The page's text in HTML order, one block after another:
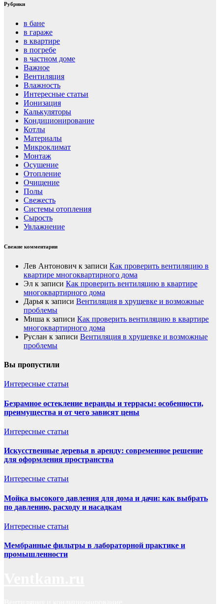
Рубрики
в бане
в гараже
в квартире
в погребе
в частном доме
Важное
Вентиляция
Влажность
Интересные статьи
Ионизация
Калькуляторы
Кондиционирование
Котлы
Материалы
Микроклимат
Монтаж
Осушение
Отопление
Очищение
Полы
Свежесть
Системы отопления
Сырость
Увлажнение
Свежие комментарии
Лев Антонович к записи Как проверить вентиляцию в
квартире многоквартирного дома
Эл к записи Как проверить вентиляцию в квартире
многоквартирного дома
Дарья к записи Вентиляция в хрущевке и возможные
проблемы
Миша к записи Как проверить вентиляцию в квартире
многоквартирного дома
Руслан к записи Вентиляция в хрущевке и возможные
проблемы
Вы пропустили
Интересные статьи
Безрамное остекление веранды и террасы: особенности,
преимущества и от чего зависят цены
Интересные статьи
Искусственные деревья в аренду: современное решение
для оформления пространства
Интересные статьи
Мойка высокого давления для дома и дачи: как выбрать
по давлению, расходу и насадкам
Интересные статьи
Мембранные фильтры в лабораторной практике и
промышленности